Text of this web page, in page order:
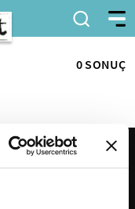
0 SONUÇ